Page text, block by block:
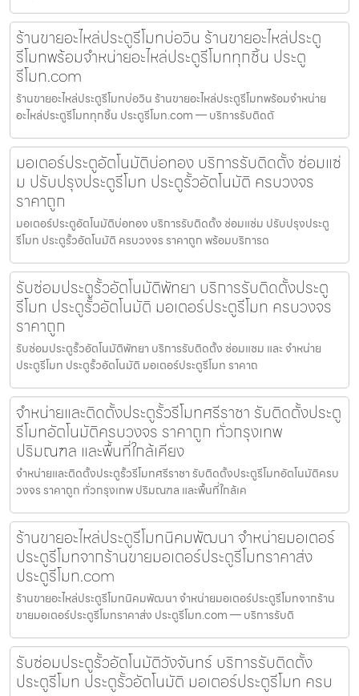
ร้านขายอะไหล่ประตูรีโมทบ่อวิน ร้านขายอะไหล่ประตู
รีโมทพร้อมจำหน่ายอะไหล่ประตูรีโมททุกชิ้น ประตู
รีโมท.com
ร้านขายอะไหล่ประตูรีโมทบ่อวิน ร้านขายอะไหล่ประตูรีโมทพร้อมจำหน่าย
อะไหล่ประตูรีโมททุกชิ้น ประตูรีโมท.com — บริการรับติดตั
มอเตอร์ประตูอัตโนมัติบ่อทอง บริการรับติดตั้ง ซ่อมแซ่
ม ปรับปรุงประตูรีโมท ประตูรั้วอัตโนมัติ ครบวงจร
ราคาถูก
มอเตอร์ประตูอัตโนมัติบ่อทอง บริการรับติดตั้ง ซ่อมแซ่ม ปรับปรุงประตู
รีโมท ประตูรั้วอัตโนมัติ ครบวงจร ราคาถูก พร้อมบริการด
รับซ่อมประตูรั้วอัตโนมัติพัทยา บริการรับติดตั้งประตู
รีโมท ประตูรั้วอัตโนมัติ มอเตอร์ประตูรีโมท ครบวงจร
ราคาถูก
รับซ่อมประตูรั้วอัตโนมัติพัทยา บริการรับติดตั้ง ซ่อมแซม และ จำหน่าย
ประตูรีโมท ประตูรั้วอัตโนมัติ มอเตอร์ประตูรีโมท ราคาถ
จำหน่ายและติดตั้งประตูรั้วรีโมทศรีราชา รับติดตั้งประตู
รีโมทอัตโนมัติครบวงจร ราคาถูก ทั่วกรุงเทพ
ปริมณฑล และพื้นที่ใกล้เคียง
จำหน่ายและติดตั้งประตูรั้วรีโมทศรีราชา รับติดตั้งประตูรีโมทอัตโนมัติครบ
วงจร ราคาถูก ทั่วกรุงเทพ ปริมณฑล และพื้นที่ใกล้เค
ร้านขายอะไหล่ประตูรีโมทนิคมพัฒนา จำหน่ายมอเตอร์
ประตูรีโมทจากร้านขายมอเตอร์ประตูรีโมทราคาส่ง
ประตูรีโมท.com
ร้านขายอะไหล่ประตูรีโมทนิคมพัฒนา จำหน่ายมอเตอร์ประตูรีโมทจากร้าน
ขายมอเตอร์ประตูรีโมทราคาส่ง ประตูรีโมท.com — บริการรับติ
รับซ่อมประตูรั้วอัตโนมัติวังจันทร์ บริการรับติดตั้ง
ประตูรีโมท ประตูรั้วอัตโนมัติ มอเตอร์ประตูรีโมท ครบ